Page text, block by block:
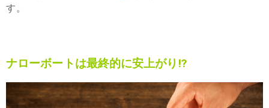
す。
ナローボートは最終的に安上がり⁉︎